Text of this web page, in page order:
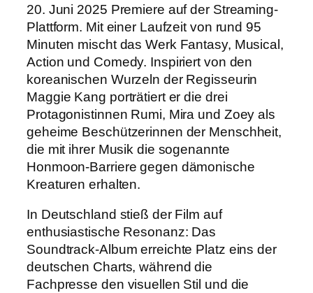
20. Juni 2025 Premiere auf der Streaming-
Plattform. Mit einer Laufzeit von rund 95
Minuten mischt das Werk Fantasy, Musical,
Action und Comedy. Inspiriert von den
koreanischen Wurzeln der Regisseurin
Maggie Kang porträtiert er die drei
Protagonistinnen Rumi, Mira und Zoey als
geheime Beschützerinnen der Menschheit,
die mit ihrer Musik die sogenannte
Honmoon-Barriere gegen dämonische
Kreaturen erhalten.
In Deutschland stieß der Film auf
enthusiastische Resonanz: Das
Soundtrack-Album erreichte Platz eins der
deutschen Charts, während die
Fachpresse den visuellen Stil und die